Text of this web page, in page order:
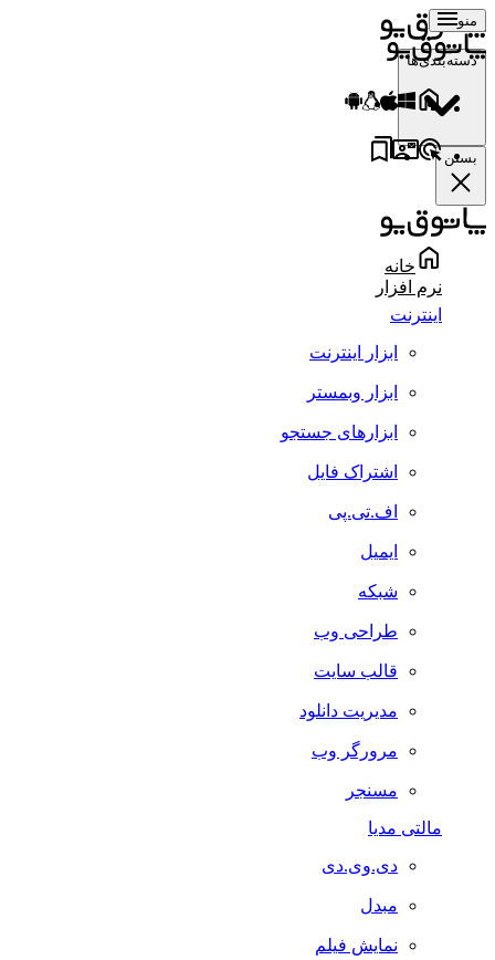
منو
دسته‌بندی‌ها
بستن
خانه
نرم افزار
اینترنت
ابزار اینترنت
ابزار وبمستر
ابزارهای جستجو
اشتراک فایل
اف.تی.پی
ایمیل
شبکه
طراحی وب
قالب سایت
مدیریت دانلود
مرورگر وب
مسنجر
مالتی مدیا
دی.وی.دی
مبدل
نمایش فیلم